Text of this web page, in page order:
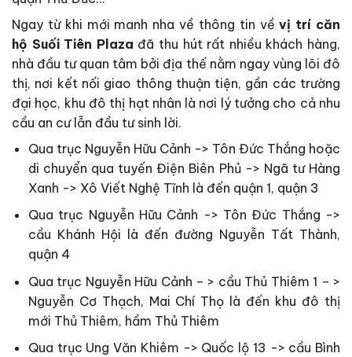
Ngay từ khi mới manh nha về thông tin vềvị trí căn
hộ Suối Tiên Plaza đã thu hút rất nhiều khách hàng,
nhà đầu tư quan tâm bởi địa thế nằm ngay vùng lõi đô
thị, nơi kết nối giao thông thuận tiện, gần các trường
đại học, khu đô thị hạt nhân là nơi lý tưởng cho cả nhu
cầu an cư lẫn đầu tư sinh lời.
Qua trục Nguyễn Hữu Cảnh -> Tôn Đức Thắng hoặc
di chuyển qua tuyến Điện Biên Phủ -> Ngã tư Hàng
Xanh -> Xô Viết Nghệ Tĩnh là đến quận 1, quận 3
Qua trục Nguyễn Hữu Cảnh -> Tôn Đức Thắng ->
cầu Khánh Hội là đến đường Nguyễn Tất Thành,
quận 4
Qua trục Nguyễn Hữu Cảnh – > cầu Thủ Thiêm 1 – >
Nguyễn Cơ Thạch, Mai Chí Thọ là đến khu đô thị
mới Thủ Thiêm, hầm Thủ Thiêm
Qua trục Ung Văn Khiêm -> Quốc lộ 13 -> cầu Bình